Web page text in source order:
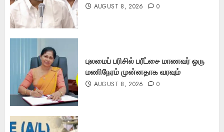
AUGUST 8, 2026 0
புலமைப் பரிசில் பரீட்சை மாணவர் ஒரு
மணிநேரம் முன்னதாக வரவும்
AUGUST 8, 2026 0